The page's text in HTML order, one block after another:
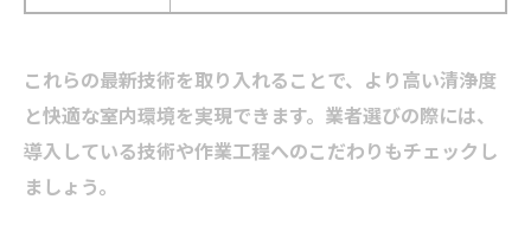
これらの最新技術を取り入れることで、より高い清浄度
と快適な室内環境を実現できます。業者選びの際には、
導入している技術や作業工程へのこだわりもチェックし
ましょう。